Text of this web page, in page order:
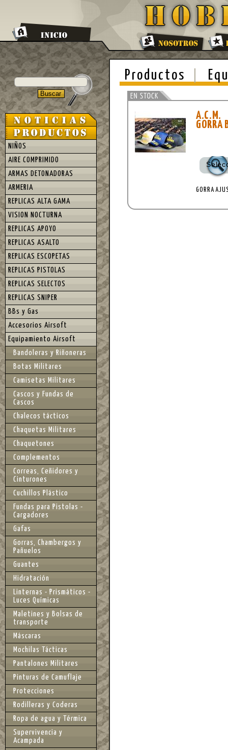
Productos
A.C.M.
GORRA
GORRA
NIÑOS
AIRE COMPRIMIDO
ARMAS DETONADORAS
ARMERIA
REPLICAS ALTA GAMA
VISION NOCTURNA
REPLICAS APOYO
REPLICAS ASALTO
REPLICAS ESCOPETAS
REPLICAS PISTOLAS
REPLICAS SELECTOS
REPLICAS SNIPER
BBs y Gas
Accesorios Airsoft
Equipamiento Airsoft
Bandoleras y Riñoneras
Botas Militares
Camisetas Militares
Cascos y Fundas de
Cascos
Chalecos tácticos
Chaquetas Militares
Chaquetones
Complementos
Correas, Ceñidores y
Cinturones
Cuchillos Plástico
Fundas para Pistolas -
Cargadores
Gafas
Gorras, Chambergos y
Pañuelos
Guantes
Hidratación
Linternas - Prismáticos -
Luces Químicas
Maletines y Bolsas de
transporte
Máscaras
Mochilas Tácticas
Pantalones Militares
Pinturas de Camuflaje
Protecciones
Rodilleras y Coderas
Ropa de agua y Térmica
Supervivencia y
Acampada